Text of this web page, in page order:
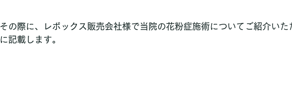
その際に、レボックス販売会社様で当院の花粉症施術についてご紹介いた
に記載します。